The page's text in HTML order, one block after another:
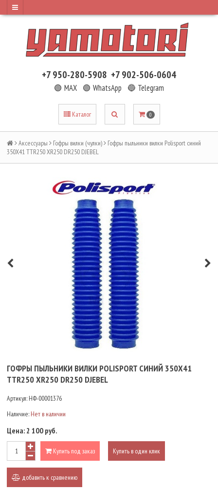
+7 950-280-5908 +7 902-506-0604
🟢 MAX 🟢 WhatsApp 🔵 Telegram
Каталог 0
Аксессуары Гофры вилки (чулки)
Гофры пыльники вилки Polisport синий
350Х41 TTR250 XR250 DR250 DJEBEL
ГОФРЫ ПЫЛЬНИКИ ВИЛКИ POLISPORT СИНИЙ 350Х41
TTR250 XR250 DR250 DJEBEL
Артикул: НФ-00001376
Наличие: Нет в наличии
Цена: 2 100 руб.
Купить под заказ Купить в один клик
добавить к сравнению